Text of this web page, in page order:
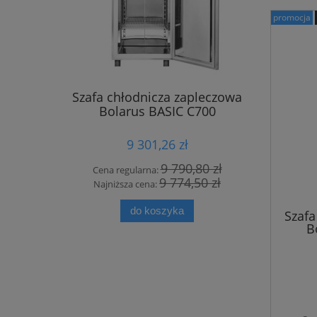
Szafa chłodnicza zapleczowa
Bolarus BASIC C700
9 301,26 zł
Cena regularna:9 790,80 zł
Najniższa cena:9 774,50 zł
do koszyka
promocja